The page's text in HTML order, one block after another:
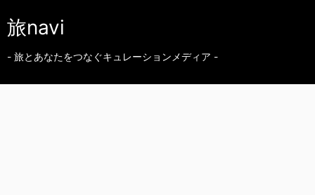
旅navi
- 旅とあなたをつなぐキュレーションメディア -